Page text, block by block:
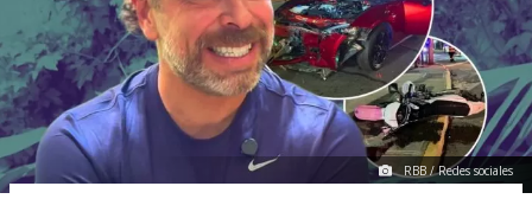
RBB / Redes sociales